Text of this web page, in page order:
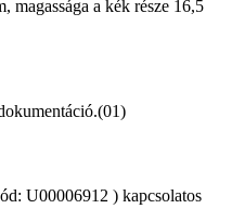
magassága a kék része 16,5
U00006912 ) kapcsolatos